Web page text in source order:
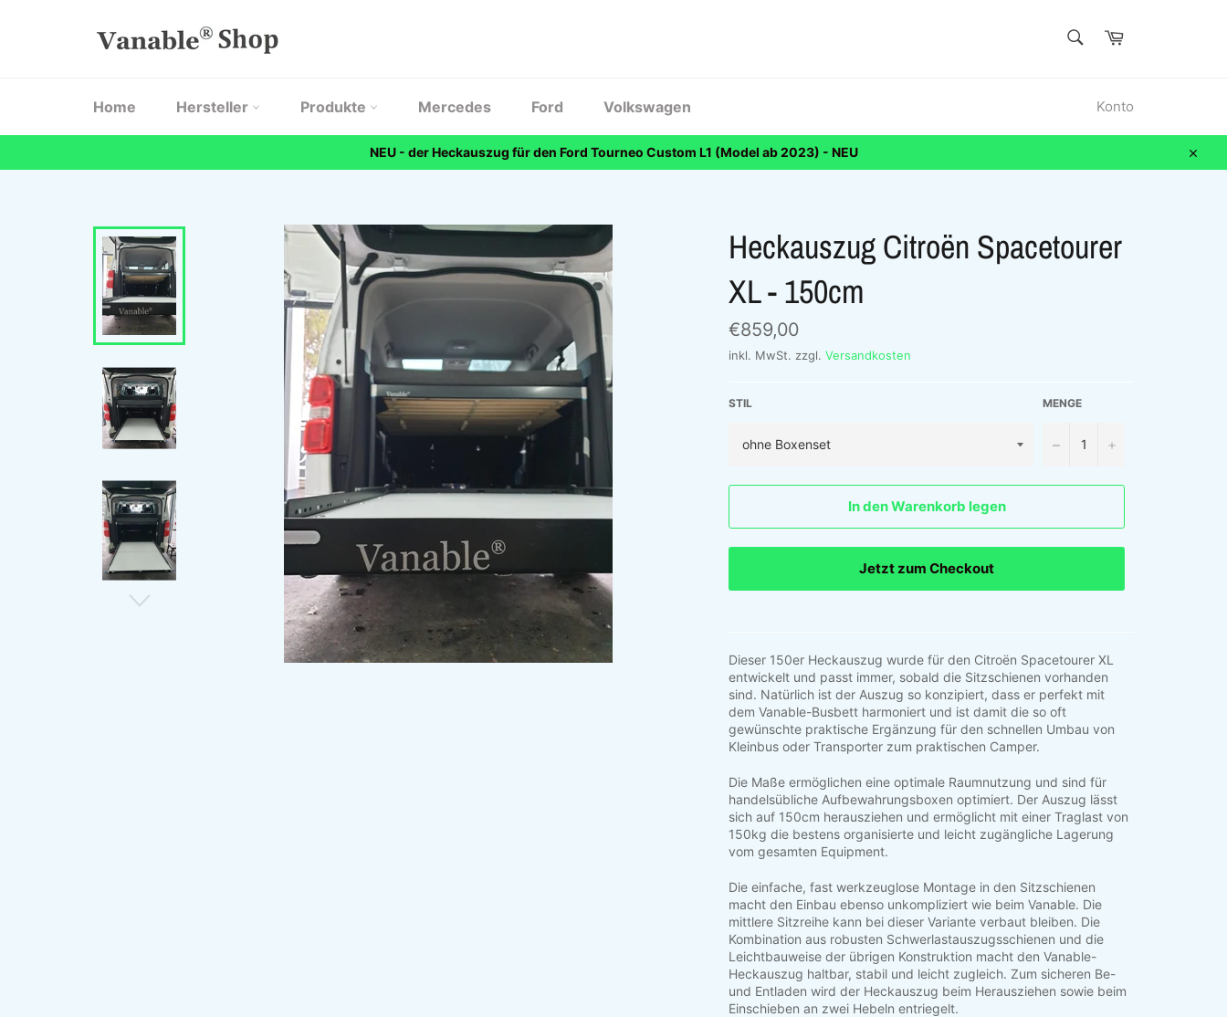
Warenkorb
Home Hersteller Produkte Mercedes Ford Volkswagen Konto
NEU - der Heckauszug für den Ford Tourneo Custom L1 (Model ab 2023) - NEU
Heckauszug Citroën Spacetourer
XL - 150cm
Normaler
Preis
€859,00
inkl. MwSt. zzgl. Versandkosten
STIL MENGE
− +
In den Warenkorb legen
Jetzt zum Checkout
Dieser 150er Heckauszug wurde für den Citroën Spacetourer XL
entwickelt und passt immer, sobald die Sitzschienen vorhanden
sind. Natürlich ist der Auszug so konzipiert, dass er perfekt mit
dem Vanable-Busbett harmoniert und ist damit die so oft
gewünschte praktische Ergänzung für den schnellen Umbau von
Kleinbus oder Transporter zum praktischen Camper.
Die Maße ermöglichen eine optimale Raumnutzung und sind für
handelsübliche Aufbewahrungsboxen optimiert. Der Auszug lässt
sich auf 150cm herausziehen und ermöglicht mit einer Traglast von
150kg die bestens organisierte und leicht zugängliche Lagerung
vom gesamten Equipment.
Die einfache, fast werkzeuglose Montage in den Sitzschienen
macht den Einbau ebenso unkompliziert wie beim Vanable. Die
mittlere Sitzreihe kann bei dieser Variante verbaut bleiben. Die
Kombination aus robusten Schwerlastauszugsschienen und die
Leichtbauweise der übrigen Konstruktion macht den Vanable-
Heckauszug haltbar, stabil und leicht zugleich. Zum sicheren Be-
und Entladen wird der Heckauszug beim Herausziehen sowie beim
Einschieben an zwei Hebeln entriegelt.